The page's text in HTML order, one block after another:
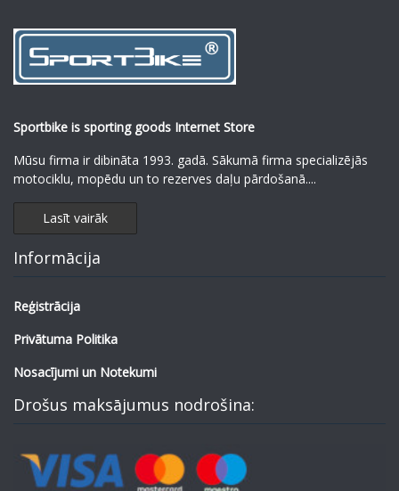
Sportbike is sporting goods Internet Store
Mūsu firma ir dibināta 1993. gadā. Sākumā firma specializējās
motociklu, mopēdu un to rezerves daļu pārdošanā....
Lasīt vairāk
Informācija
Reģistrācija
Privātuma Politika
Nosacījumi un Notekumi
Drošus maksājumus nodrošina: